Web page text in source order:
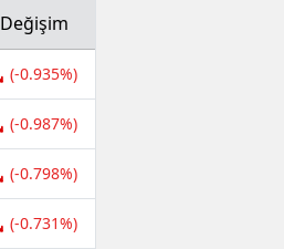
Değişim
(-0.935%)
(-0.987%)
(-0.798%)
(-0.731%)